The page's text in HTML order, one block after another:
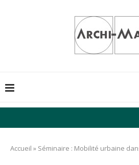
Accueil » Séminaire : Mobilité urbaine